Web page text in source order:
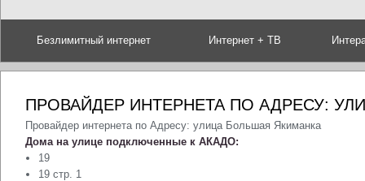
Безлимитный интернет Интернет + ТВ
ПРОВАЙДЕР ИНТЕРНЕТА ПО АДРЕСУ:
Провайдер интернета по Адресу: улица Большая Якиманка
Дома на улице подключенные к АКАДО:
19
19 стр. 1